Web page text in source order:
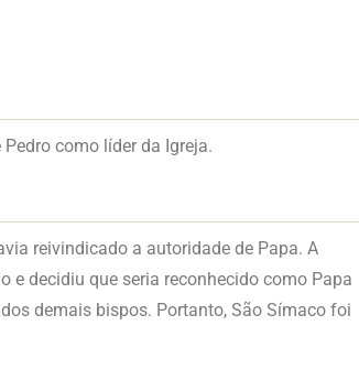
como líder da Igreja.
reivindicado a autoridade de Papa. A
e decidiu que seria reconhecido como Papa
demais bispos. Portanto, São Símaco foi